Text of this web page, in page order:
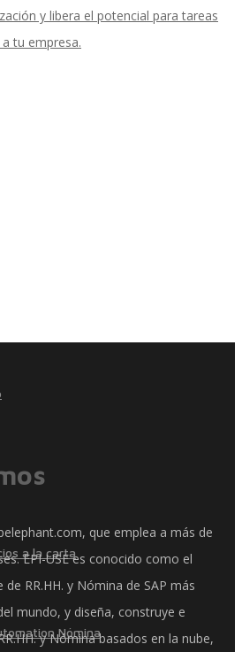
de Consultoría en Entrenamiento y
a la carta
Nómina
y libera el potencial para tareas
tu empresa.
que emplea a más de
EPI-USE es conocido como el
RR.HH. y Nómina de SAP más
mundo, y diseña, construye e
y Nómina basados ​​en la nube,